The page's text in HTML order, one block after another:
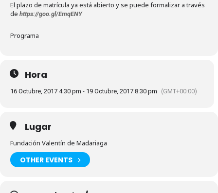
El plazo de matrícula ya está abierto y se puede formalizar a través
de https://goo.gl/EmqENY
Programa
Hora
16 Octubre, 2017 4:30 pm - 19 Octubre, 2017 8:30 pm (GMT+00:00)
Lugar
Fundación Valentín de Madariaga
OTHER EVENTS